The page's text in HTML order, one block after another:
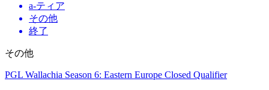
a-ティア
その他
終了
その他
PGL Wallachia Season 6: Eastern Europe Closed Qualifier